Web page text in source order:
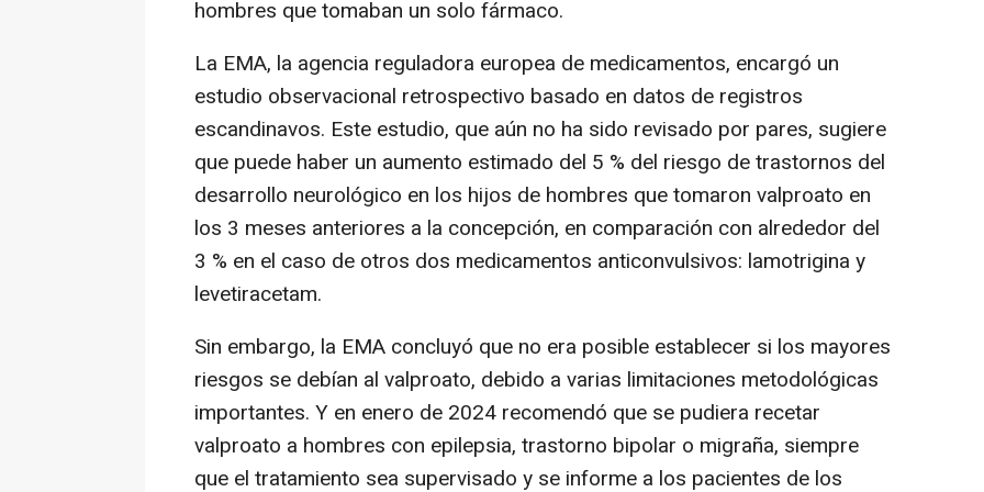
hombres que tomaban un solo fármaco.
La EMA, la agencia reguladora europea de medicamentos, encargó un
estudio observacional retrospectivo basado en datos de registros
escandinavos. Este estudio, que aún no ha sido revisado por pares, sugiere
que puede haber un aumento estimado del 5 % del riesgo de trastornos del
desarrollo neurológico en los hijos de hombres que tomaron valproato en
los 3 meses anteriores a la concepción, en comparación con alrededor del
3 % en el caso de otros dos medicamentos anticonvulsivos: lamotrigina y
levetiracetam.
Sin embargo, la EMA concluyó que no era posible establecer si los mayores
riesgos se debían al valproato, debido a varias limitaciones metodológicas
importantes. Y en enero de 2024 recomendó que se pudiera recetar
valproato a hombres con epilepsia, trastorno bipolar o migraña, siempre
que el tratamiento sea supervisado y se informe a los pacientes de los